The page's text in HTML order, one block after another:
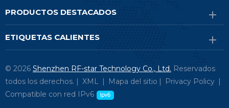
PRODUCTOS DESTACADOS
ETIQUETAS CALIENTES
© 2026 Shenzhen RF-star Technology Co., Ltd. Reservados
todos los derechos. | XML | Mapa del sitio | Privacy Policy |
Compatible con red IPv6